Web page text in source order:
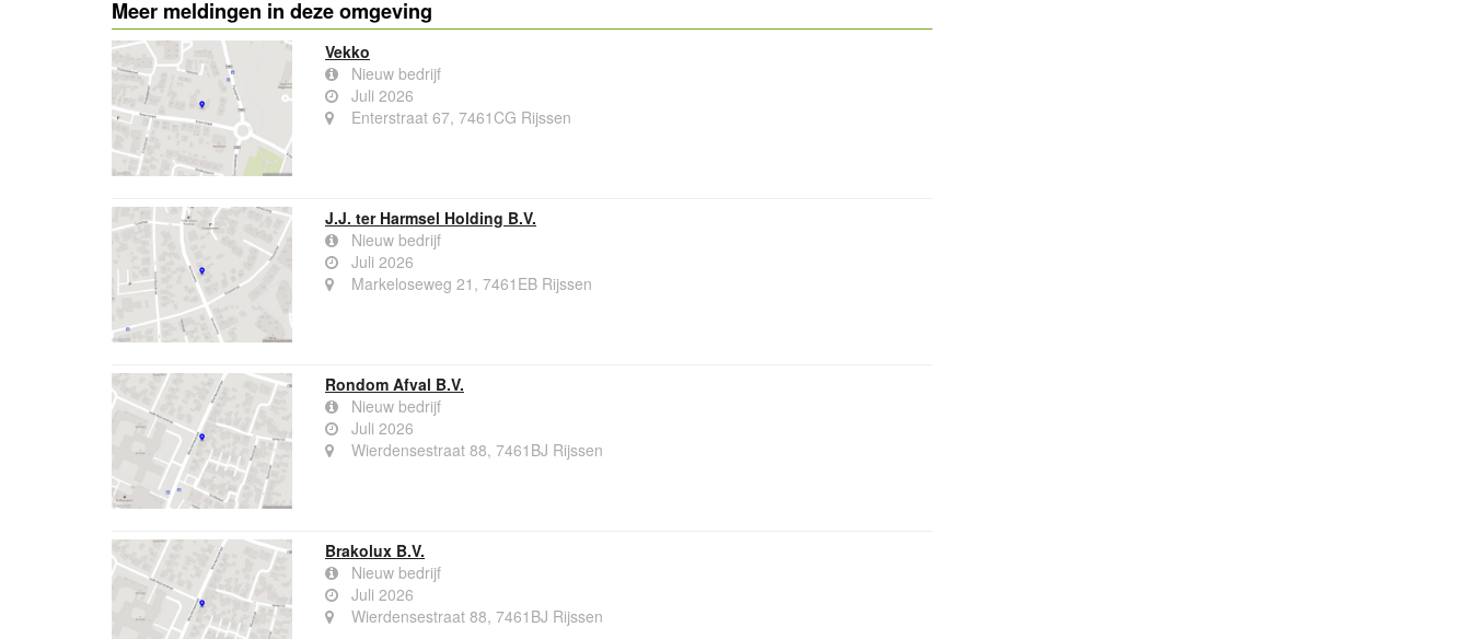
Meer meldingen in deze omgeving
Vekko
Nieuw bedrijf
Juli 2026
Enterstraat 67, 7461CG Rijssen
J.J. ter Harmsel Holding B.V.
Nieuw bedrijf
Juli 2026
Markeloseweg 21, 7461EB Rijssen
Rondom Afval B.V.
Nieuw bedrijf
Juli 2026
Wierdensestraat 88, 7461BJ Rijssen
Brakolux B.V.
Nieuw bedrijf
Juli 2026
Wierdensestraat 88, 7461BJ Rijssen